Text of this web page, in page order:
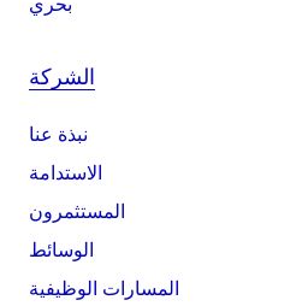
الشركة
نبذة عنا
الاستدامة
المستثمرون
الوسائط
المسارات الوظيفية